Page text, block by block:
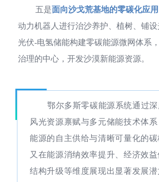
五是面向沙戈荒基地的零碳化应用
动力机器人进行治沙养护、植树、铺
光伏-电氢储能构建零碳能源微网体系
治理的中心，开发沙漠新能源资源。
鄂尔多斯零碳能源系统通过
风光资源禀赋与多元储能技术体
能源的自主供给与清晰可量化的碳
又在能源消纳效率提升、经济效
结构升级等维度展现出显著发展潜